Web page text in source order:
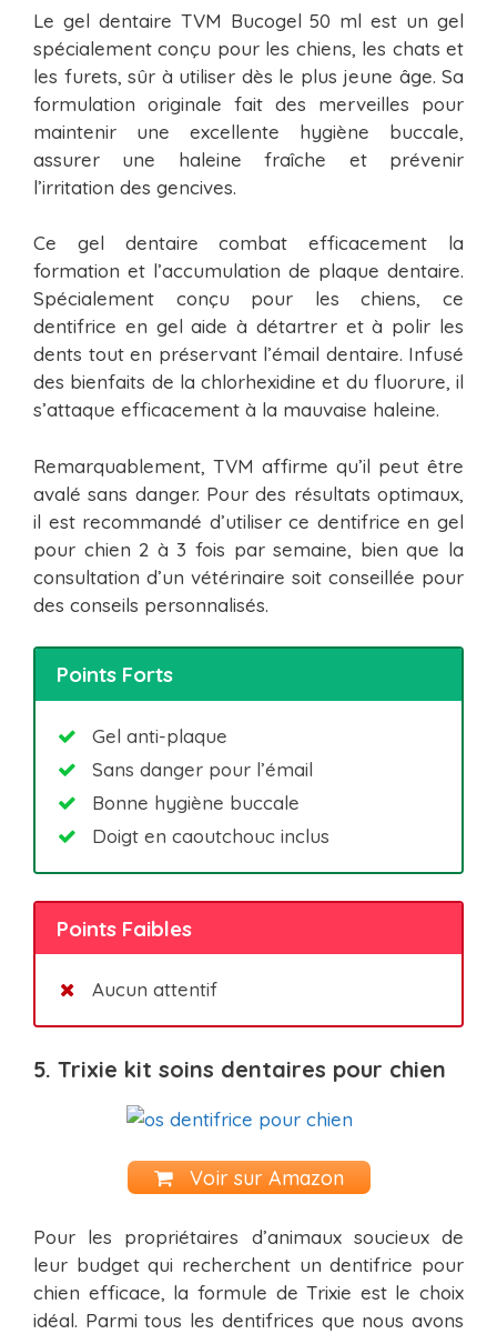
Le gel dentaire TVM Bucogel 50 ml est un gel
spécialement conçu pour les chiens, les chats et
les furets, sûr à utiliser dès le plus jeune âge. Sa
formulation originale fait des merveilles pour
maintenir une excellente hygiène buccale,
assurer une haleine fraîche et prévenir
l’irritation des gencives.
Ce gel dentaire combat efficacement la
formation et l’accumulation de plaque dentaire.
Spécialement conçu pour les chiens, ce
dentifrice en gel aide à détartrer et à polir les
dents tout en préservant l’émail dentaire. Infusé
des bienfaits de la chlorhexidine et du fluorure, il
s’attaque efficacement à la mauvaise haleine.
Remarquablement, TVM affirme qu’il peut être
avalé sans danger. Pour des résultats optimaux,
il est recommandé d’utiliser ce dentifrice en gel
pour chien 2 à 3 fois par semaine, bien que la
consultation d’un vétérinaire soit conseillée pour
des conseils personnalisés.
Points Forts
Gel anti-plaque
Sans danger pour l’émail
Bonne hygiène buccale
Doigt en caoutchouc inclus
Points Faibles
Aucun attentif
5. Trixie kit soins dentaires pour chien
Voir sur Amazon
Pour les propriétaires d’animaux soucieux de
leur budget qui recherchent un dentifrice pour
chien efficace, la formule de Trixie est le choix
idéal. Parmi tous les dentifrices que nous avons